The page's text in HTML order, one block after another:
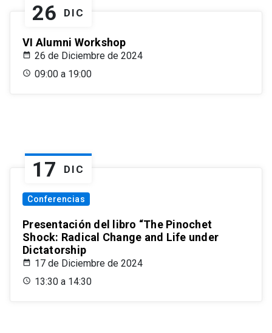
26 DIC
VI Alumni Workshop
26 de Diciembre de 2024
09:00 a 19:00
17 DIC
Conferencias
Presentación del libro “The Pinochet
Shock: Radical Change and Life under
Dictatorship
17 de Diciembre de 2024
13:30 a 14:30